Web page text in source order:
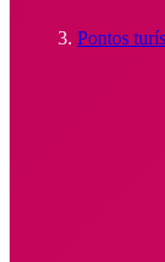
Pontos